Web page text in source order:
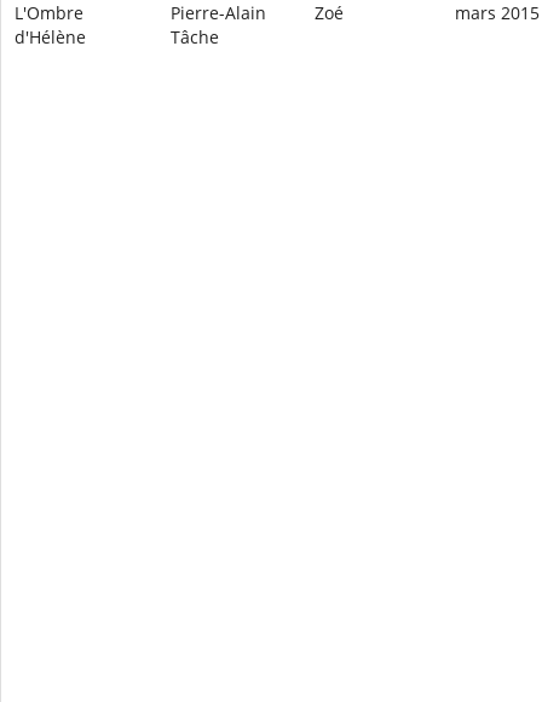
L'Ombre
d'Hélène
Pierre-Alain
Tâche
Zoé mars 2015